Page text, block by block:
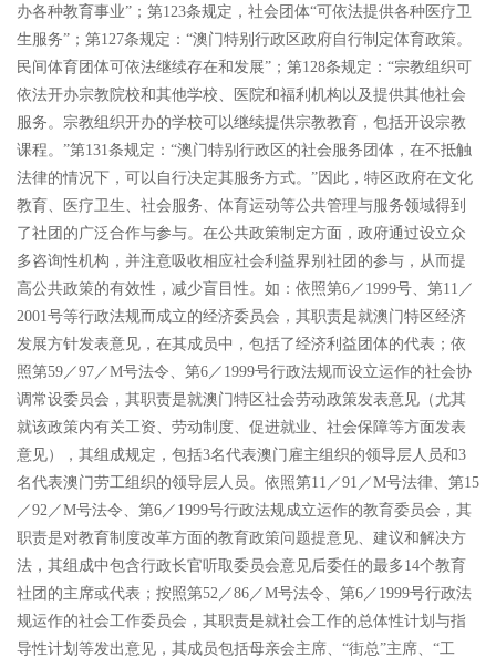
办各种教育事业” ；第123条规定，社会团体“可依法提供各种医疗卫
生服务” ；第127条规定： “澳门特别行政区政府自行制定体育政策。
民间体育团体可依法继续存在和发展” ；第128条规定： “宗教组织可
依法开办宗教院校和其他学校、医院和福利机构以及提供其他社会
服务。宗教组织开办的学校可以继续提供宗教教育，包括开设宗教
课程。 ”第131条规定： “澳门特别行政区的社会服务团体，在不抵触
法律的情况下，可以自行决定其服务方式。 ”因此，特区政府在文化
教育、医疗卫生、社会服务、体育运动等公共管理与服务领域得到
了社团的广泛合作与参与。在公共政策制定方面，政府通过设立众
多咨询性机构，并注意吸收相应社会利益界别社团的参与，从而提
高公共政策的有效性，减少盲目性。如：依照第6／ 1999号、第11 ／
2001号等行政法规而成立的经济委员会，其职责是就澳门特区经济
发展方针发表意见，在其成员中，包括了经济利益团体的代表；依
照第59／97／M号法令、第6／ 1999号行政法规而设立运作的社会协
调常设委员会，其职责是就澳门特区社会劳动政策发表意见（尤其
就该政策内有关工资、劳动制度、促进就业、社会保障等方面发表
意见），其组成规定，包括3名代表澳门雇主组织的领导层人员和3
名代表澳门劳工组织的领导层人员。依照第11 ／91 ／M号法律、第15
／92／M号法令、第6／ 1999号行政法规成立运作的教育委员会，其
职责是对教育制度改革方面的教育政策问题提意见、建议和解决方
法，其组成中包含行政长官听取委员会意见后委任的最多14个教育
社团的主席或代表；按照第52／86／M号法令、第6／ 1999号行政法
规运作的社会工作委员会，其职责是就社会工作的总体性计划与指
导性计划等发出意见，其成员包括母亲会主席、 “街总”主席、 “工